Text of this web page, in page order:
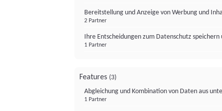
Bereitstellung und Anzeige von Werbung und
2 Partner
Ihre Entscheidungen zum Datenschutz
1 Partner
Features (3)
Abgleichung und Kombination von Daten aus
1 Partner